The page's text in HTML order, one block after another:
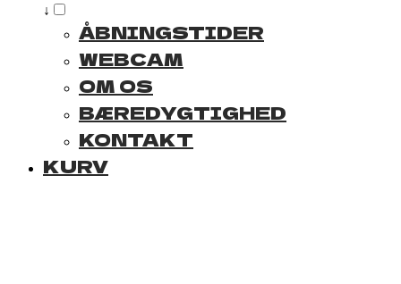
↓
ÅBNINGSTIDER
WEBCAM
OM OS
BÆREDYGTIGHED
KONTAKT
KURV